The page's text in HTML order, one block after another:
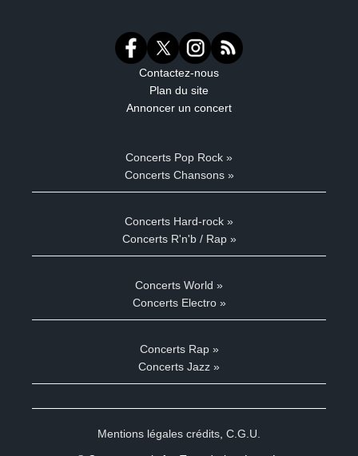
Contactez-nous
Plan du site
Annoncer un concert
Concerts Pop Rock »
Concerts Chansons »
Concerts Hard-rock »
Concerts R'n'b / Rap »
Concerts World »
Concerts Electro »
Concerts Rap »
Concerts Jazz »
Mentions légales crédits C.G.U.